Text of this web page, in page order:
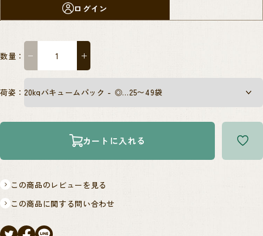
ログイン
数量： − ＋
荷姿：
カートに入れる
この商品のレビューを見る
この商品に関する問い合わせ